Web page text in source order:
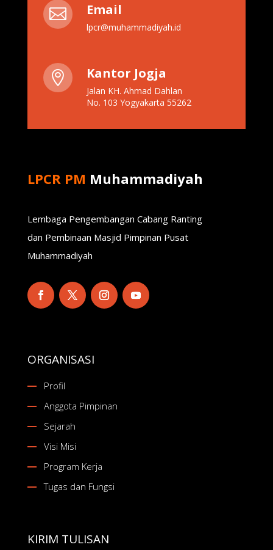
 Email
lpcr@muhammadiyah.id
 Kantor Jogja
Jalan KH. Ahmad Dahlan
No. 103 Yogyakarta 55262
LPCR PM Muhammadiyah
Lembaga Pengembangan Cabang Ranting
dan Pembinaan Masjid Pimpinan Pusat
Muhammadiyah
ORGANISASI
Profil
Anggota Pimpinan
Sejarah
Visi Misi
Program Kerja
Tugas dan Fungsi
KIRIM TULISAN